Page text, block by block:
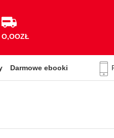
O,OOZŁ
Darmowe ebooki